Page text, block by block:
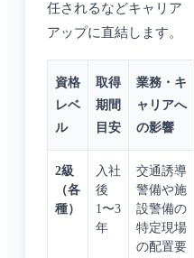
任されるなどキャリア
アップに直結します。
資格
レベ
ル
取得
期間
目安
業務・キ
ャリアへ
の影響
2級
（各
種）
入社
後
1〜3
年
交通誘導
警備や施
設警備の
特定現場
の配置要